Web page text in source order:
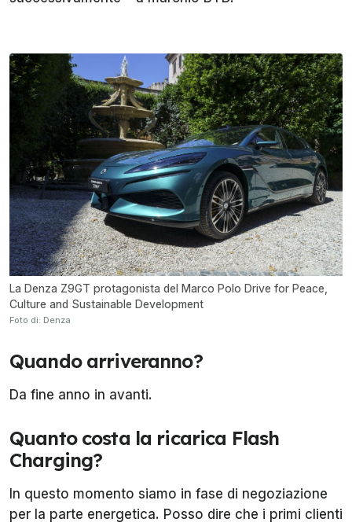
La Denza Z9GT protagonista del Marco Polo Drive for Peace,
Culture and Sustainable Development
Foto di: Denza
Quando arriveranno?
Da fine anno in avanti.
Quanto costa la ricarica Flash
Charging?
In questo momento siamo in fase di negoziazione
per la parte energetica. Posso dire che i primi clienti